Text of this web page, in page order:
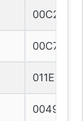
00C2
00C7
011E
0049